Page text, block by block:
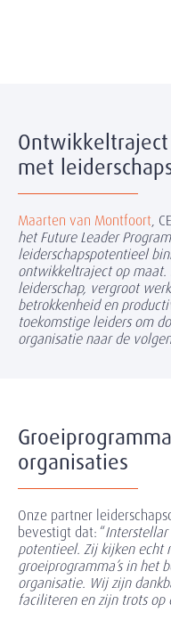
met
Maarten van Montfoort,
het Future Leader
leiderschapspotentieel bin
ontwikkeltraject op
leiderschap, vergroot
betrokkenheid en
toekomstige leiders om
organisatie naar de
organisaties
Onze partner
bevestigt dat: “
potentieel. Zij kijken echt
groeiprogramma’s in het
organisatie. Wij zijn
faciliteren en zijn trots op